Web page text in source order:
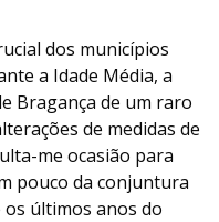
dos municípios
a Idade Média, a
Bragança de um raro
de medidas de
me ocasião para
pouco da conjuntura
os últimos anos do